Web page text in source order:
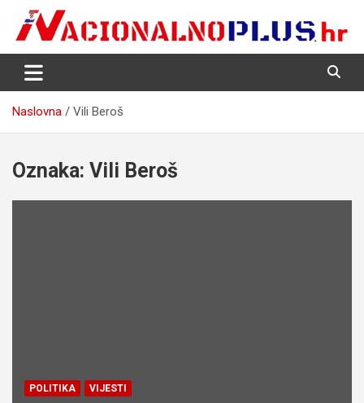
content
NacionalnoPlus.hr
Nacija želi znati više
Naslovna Vili Beroš
Oznaka: Vili Beroš
POLITIKA VIJESTI